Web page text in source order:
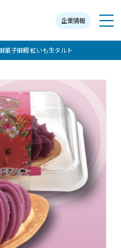
企業情報
メニュー
菓子御殿 紅いも生タルト